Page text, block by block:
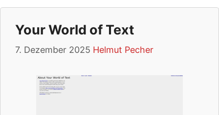
Your World of Text
7. Dezember 2025 Helmut Pecher